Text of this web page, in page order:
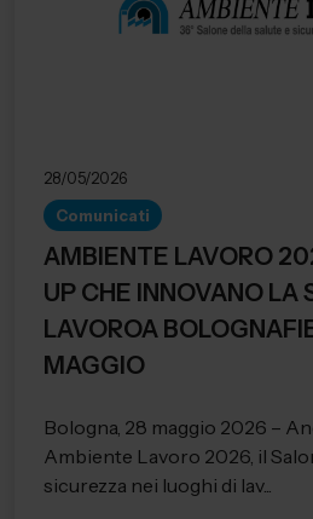
28/05/2026
Comunicati
AMBIENTE LAVORO
UP CHE INNOVANO LA
LAVOROA
MAGGIO
Bologna, 28 maggio 2026 –
Ambiente Lavoro 2026, il
sicurezza nei luoghi di lav...